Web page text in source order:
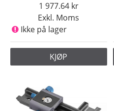
Exkl. Moms
1 977.64
Ikke på lager
KJØP